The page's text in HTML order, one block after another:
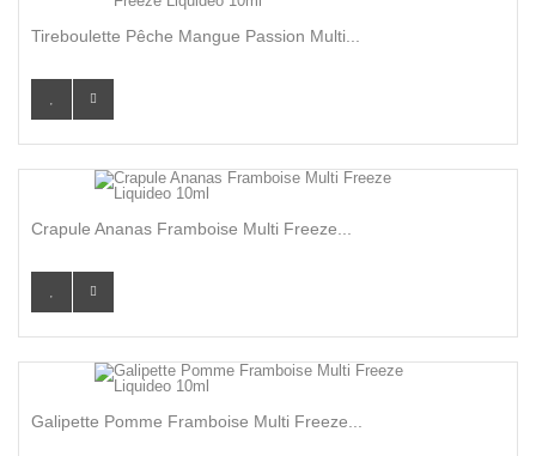
Tireboulette Pêche Mangue Passion Multi...
Crapule Ananas Framboise Multi Freeze...
Galipette Pomme Framboise Multi Freeze...